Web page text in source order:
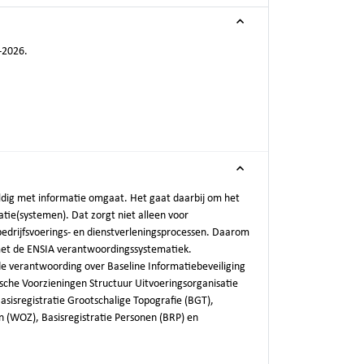
met informatie omgaat. Het gaat daarbij om het
Dat zorgt niet alleen voor
en dienstverleningsprocessen. Daarom
de ENSIA verantwoordingssystematiek.
verantwoording over Baseline Informatiebeveiliging
Voorzieningen Structuur Uitvoeringsorganisatie
Grootschalige Topografie (BGT),
Basisregistratie Personen (BRP) en